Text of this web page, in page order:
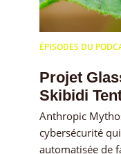
ÉPISODES DU
Projet
Skibidi
Anthropic
cybersécurité
automatisée de